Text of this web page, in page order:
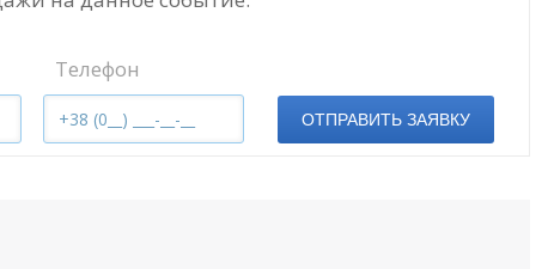
Телефон
ОТПРАВИТЬ ЗАЯВКУ